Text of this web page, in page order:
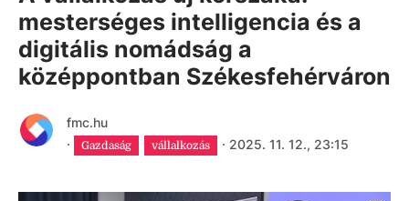
mesterséges intelligencia és a
digitális nomádság a
középpontban Székesfehérváron
fmc.hu
·
Gazdaság vállalkozás · 2025. 11. 12., 23:15